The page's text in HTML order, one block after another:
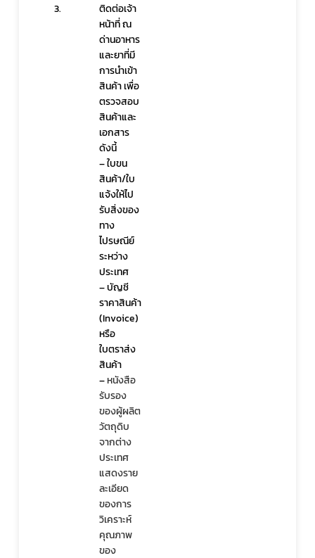
3.
ติดต่อเจ้า
หน้าที่ ณ
ด่านอาหาร
และยาที่มี
การนำเข้า
สินค้า เพื่อ
ตรวจสอบ
สินค้าและ
เอกสาร
ดังนี้
– ใบขน
สินค้า/ใบ
แจ้งให้ไป
รับสิ่งของ
ทาง
ไปรษณีย์
ระหว่าง
ประเทศ
– บัญชี
ราคาสินค้า
(Invoice)
หรือ
ใบตราส่ง
สินค้า
– หนังสือ
รับรอง
ของผู้ผลิต
วัตถุดิบ
จากต่าง
ประเทศ
แสดงราย
ละเอียด
ของการ
วิเคราะห์
คุณภาพ
ของ
Subscribe
เลือกหัวข้อที่ท่านต้องการ Subscribe
กฎหมาย